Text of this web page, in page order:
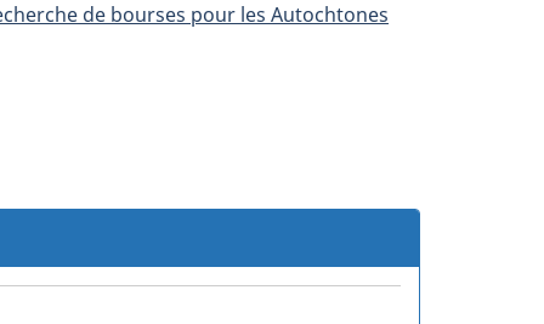
de bourses pour les Autochtones